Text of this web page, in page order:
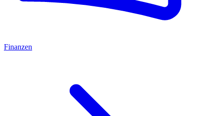
Finanzen